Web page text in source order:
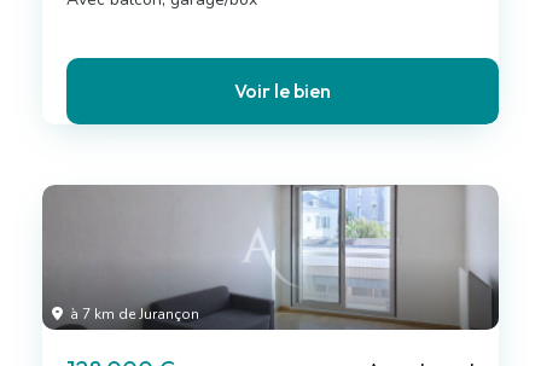
Voir le bien
à 7 km de Jurançon